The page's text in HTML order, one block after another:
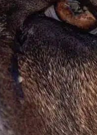
es
y su